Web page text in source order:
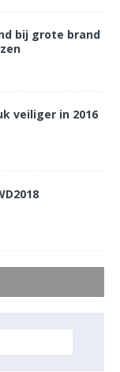
bij grote brand
veiliger in 2016